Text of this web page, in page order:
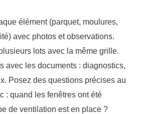
élément (parquet, moulures,
avec photos et observations.
lots avec la même grille.
avec les documents : diagnostics,
Posez des questions précises au
: quand les fenêtres ont été
de ventilation est en place ?